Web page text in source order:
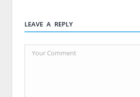
LEAVE A REPLY